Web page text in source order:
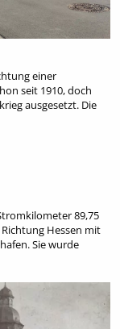
einer
seit 1910, doch
ausgesetzt. Die
89,75
Hessen mit
Sie wurde